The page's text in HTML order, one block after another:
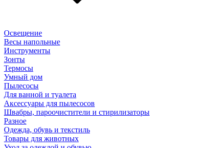
Освещение
Весы напольные
Инструменты
Зонты
Термосы
Умный дом
Пылесосы
Для ванной и туалета
Аксессуары для пылесосов
Швабры, пароочистители и стирилизаторы
Разное
Одежда, обувь и текстиль
Товары для животных